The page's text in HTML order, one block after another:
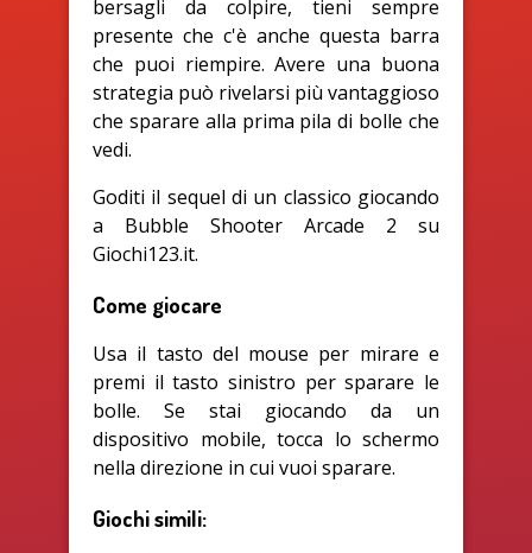
bersagli da colpire, tieni sempre
presente che c'è anche questa barra
che puoi riempire. Avere una buona
strategia può rivelarsi più vantaggioso
che sparare alla prima pila di bolle che
vedi.
Goditi il sequel di un classico giocando
a Bubble Shooter Arcade 2 su
Giochi123.it.
Come giocare
Usa il tasto del mouse per mirare e
premi il tasto sinistro per sparare le
bolle. Se stai giocando da un
dispositivo mobile, tocca lo schermo
nella direzione in cui vuoi sparare.
Giochi simili: